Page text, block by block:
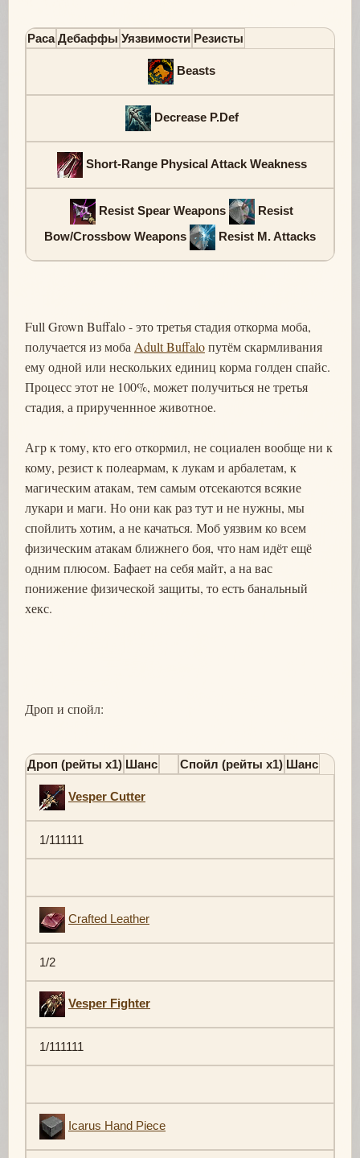
Раса Дебаффы Уязвимости Резисты
Beasts
Decrease P.Def
Short-Range Physical Attack Weakness
Resist Spear Weapons
Resist
Bow/Crossbow Weapons
Resist M. Attacks
Full Grown Buffalo - это третья стадия откорма моба,
получается из моба Adult Buffaloпутём скармливания
ему одной или нескольких единиц корма голден спайс.
Процесс этот не 100%, может получиться не третья
стадия, а прирученнное животное.
Агр к тому, кто его откормил, не социален вообще ни к
кому, резист к полеармам, к лукам и арбалетам, к
магическим атакам, тем самым отсекаются всякие
лукари и маги. Но они как раз тут и не нужны, мы
спойлить хотим, а не качаться. Моб уязвим ко всем
физическим атакам ближнего боя, что нам идёт ещё
одним плюсом. Бафает на себя майт, а на вас
понижение физической защиты, то есть банальный
хекс.
Дроп и спойл:
Дроп (рейты х1) Шанс Спойл (рейты х1) Шанс
Vesper Cutter
1/111111
Crafted Leather
1/2
Vesper Fighter
1/111111
Icarus Hand Piece